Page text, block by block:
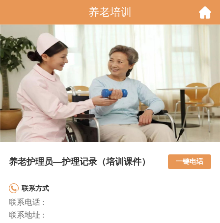
养老培训
养老护理员—护理记录（培训课件） 一键电话
联系方式
联系电话 :
联系地址 :